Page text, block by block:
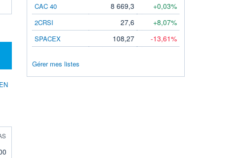
CAC 40 8 669,3 +0,03%
2CRSI 27,6 +8,07%
SPACEX 108,27 -13,61%
Gérer mes listes